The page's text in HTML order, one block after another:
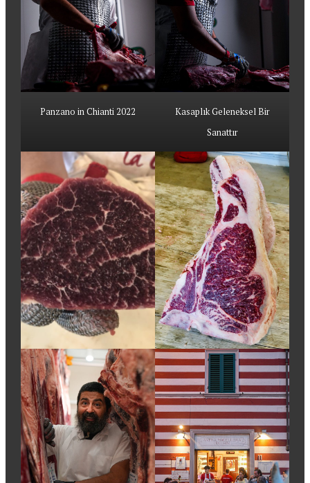
Panzano in Chianti 2022
Kasaplık Geleneksel Bir
Sanattır